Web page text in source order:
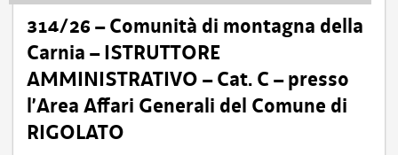
314/26 – Comunità di montagna della
Carnia – ISTRUTTORE
AMMINISTRATIVO – Cat. C – presso
l’Area Affari Generali del Comune di
RIGOLATO